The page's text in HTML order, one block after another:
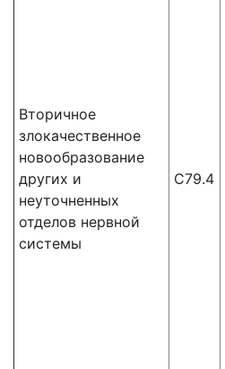
Вторичное
злокачественное
новообразование
других и
неуточненных
отделов нервной
системы
С79.4